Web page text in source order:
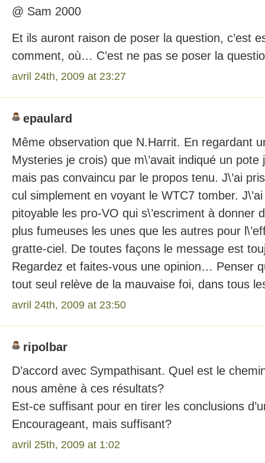
@ Sam 2000
Et ils auront raison de poser la question, c’est
comment, où… C’est ne pas se poser la
avril 24th, 2009 at 23:27
epaulard
Même observation que N.Harrit. En regardant
Mysteries je crois) que m\’avait indiqué un
mais pas convaincu par le propos tenu. J\’ai
cul simplement en voyant le WTC7 tomber.
pitoyable les pro-VO qui s\’escriment à donner
plus fumeuses les unes que les autres pour
gratte-ciel. De toutes façons le message est
Regardez et faites-vous une opinion… Penser
tout seul relève de la mauvaise foi, dans tous
avril 24th, 2009 at 23:50
ripolbar
D’accord avec Sympathisant. Quel est le
nous amène à ces résultats?
Est-ce suffisant pour en tirer les conclusions
Encourageant, mais suffisant?
avril 25th, 2009 at 1:02